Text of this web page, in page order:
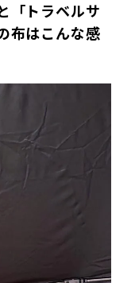
「トラベルサ
布はこんな感